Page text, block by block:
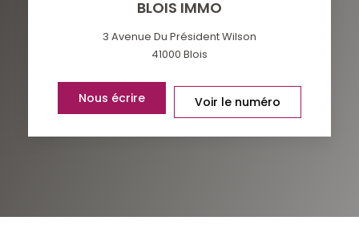
BLOIS IMMO
3 Avenue Du Président Wilson
41000 Blois
Nous écrire Voir le numéro